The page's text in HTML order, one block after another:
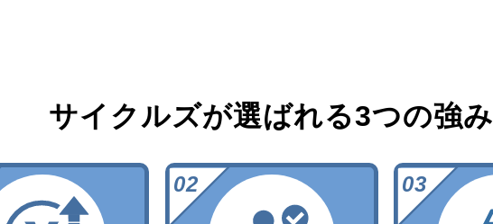
サイクルズが選ばれる3つの強み